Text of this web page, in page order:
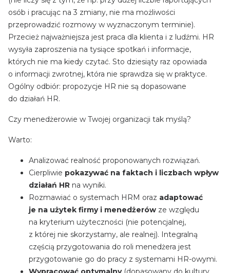
osób i pracując na 3 zmiany, nie ma możliwości
przeprowadzić rozmowy w wyznaczonym terminie).
Przecież najważniejsza jest praca dla klienta i z ludźmi. HR
wysyła zaproszenia na tysiące spotkań i informacje,
których nie ma kiedy czytać. Sto dziesiąty raz opowiada
o informacji zwrotnej, która nie sprawdza się w praktyce.
Ogólny odbiór: propozycje HR nie są dopasowane
do działań HR.
Czy menedżerowie w Twojej organizacji tak myślą?
Warto:
Analizować realność proponowanych rozwiązań.
Cierpliwie pokazywać na faktach i liczbach wpływ
działań HR na wyniki.
Rozmawiać o systemach HRM oraz adaptować
je na użytek firmy i menedżerów ze względu
na kryterium użyteczności (nie potencjalnej,
z której nie skorzystamy, ale realnej). Integralną
częścią przygotowania do roli menedżera jest
przygotowanie go do pracy z systemami HR-owymi.